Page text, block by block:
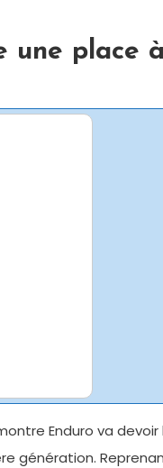
une place
Enduro va
génération.